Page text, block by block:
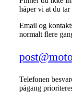
håper vi at du
Email og
normalt flere
Telefonen
pågang